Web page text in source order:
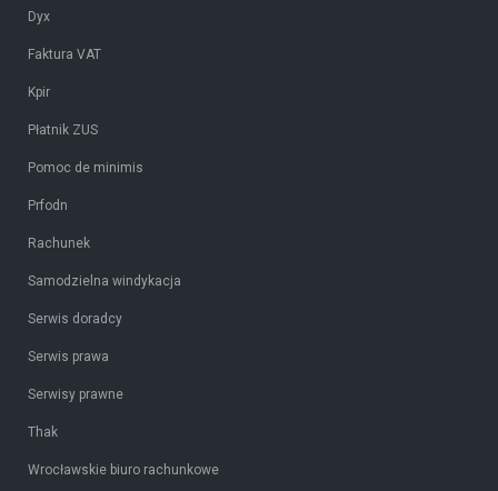
Dyx
Faktura VAT
Kpir
Płatnik ZUS
Pomoc de minimis
Prfodn
Rachunek
Samodzielna windykacja
Serwis doradcy
Serwis prawa
Serwisy prawne
Thak
Wrocławskie biuro rachunkowe